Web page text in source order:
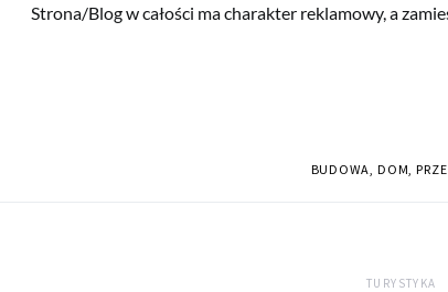
Strona/Blog w całości ma charakter reklamowy, a
BUDOWA, DOM,
TURYSTYKA